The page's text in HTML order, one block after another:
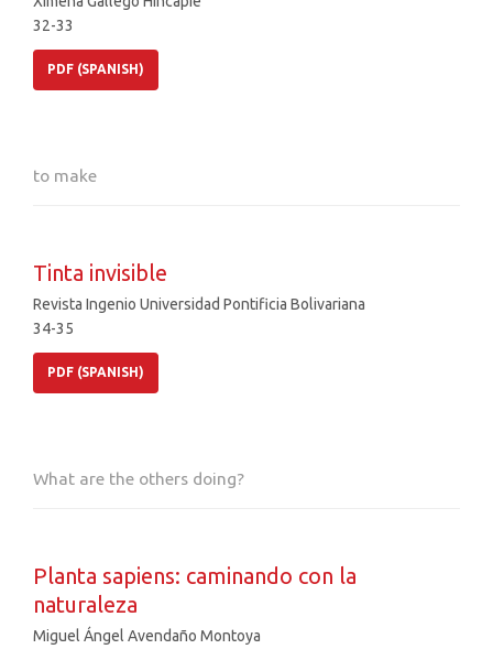
32-33
PDF (SPANISH)
to make
Tinta invisible
Revista Ingenio Universidad Pontificia Bolivariana
34-35
PDF (SPANISH)
What are the others doing?
Planta sapiens: caminando con la
naturaleza
Miguel Ángel Avendaño Montoya